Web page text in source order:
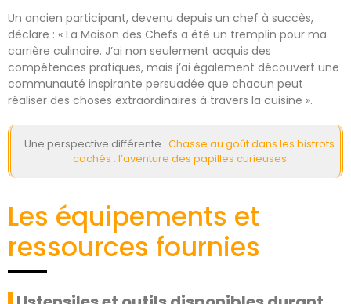
Un ancien participant, devenu depuis un chef à succès,
déclare : « La Maison des Chefs a été un tremplin pour ma
carrière culinaire. J’ai non seulement acquis des
compétences pratiques, mais j’ai également découvert une
communauté inspirante persuadée que chacun peut
réaliser des choses extraordinaires à travers la cuisine ».
Une perspective différente : Chasse au goût dans les bistrots
cachés : l’aventure des papilles curieuses
Les équipements et
ressources fournies